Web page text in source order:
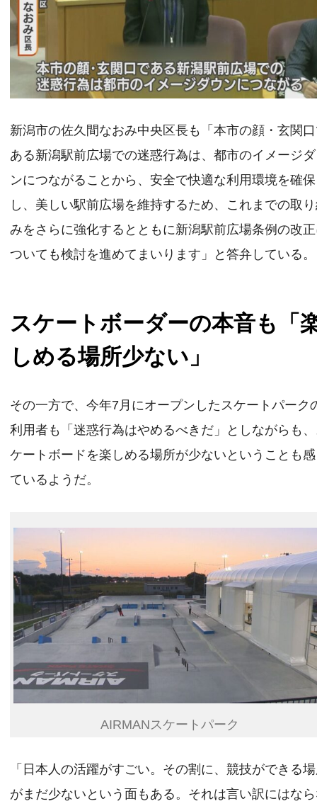
新潟市の佐久間なおみ中央区長も「本市の顔・玄関
ある新潟駅前広場での迷惑行為は、都市のイメージ
ンにつながることから、安全で快適な利用環境を確保
し、美しい駅前広場を維持するため、これまでの取
みをさらに強化するとともに新潟駅前広場条例の改
ついても検討を進めてまいります」と答弁している。
スケートボーダーの本音も「
しめる場所少ない」
その一方で、今年7月にオープンしたスケートパーク
利用者も「迷惑行為はやめるべきだ」としながらも
ケートボードを楽しめる場所が少ないということも
ているようだ。
AIRMANスケートパーク
「日本人の活躍がすごい。その割に、競技ができる
がまだ少ないという面もある。それは言い訳にはな